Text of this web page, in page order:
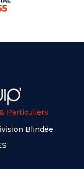
Particuliers
Blindée